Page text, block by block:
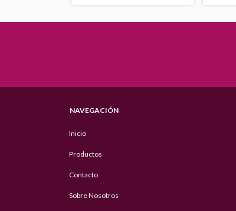
NAVEGACIÓN
Inicio
Productos
Contacto
Sobre Nosotros